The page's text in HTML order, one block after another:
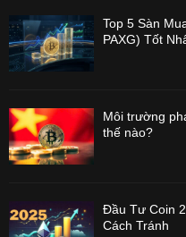
Top 5 Sàn
PAXG) Tốt
Môi trường
thế nào?
Đầu Tư Coin
Cách Tránh